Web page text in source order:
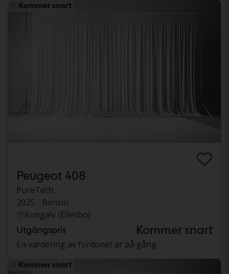
Kommer snart
Peugeot 408
PureTech
2025
Bensin
Kungälv (Ellesbo)
Utgångspris Kommer snart
En värdering av fordonet är på gång
Kommer snart